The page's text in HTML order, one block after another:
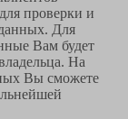
для проверки и
Для
Вам будет
На
Вы сможете